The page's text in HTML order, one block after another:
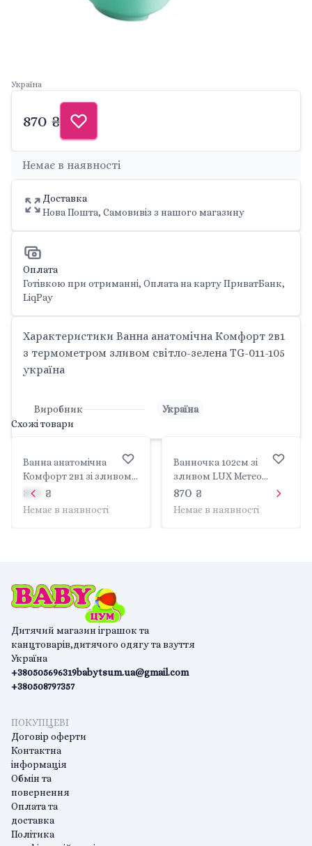
Україна
870 ₴
Немає в наявності
Доставка
Нова Пошта, Самовивіз з нашого магазину
Оплата
Готівкою при отриманні, Оплата на карту ПриватБанк,
LiqPay
Характеристики Ванна анатомічна Комфорт 2в1
з термометром зливом світло-зелена TG-011-105
україна
Виробник
Україна
Схожі товари
Ванна анатомічна
Комфорт 2в1 зі зливом
малинова TG-011-145
україна
870 ₴
Немає в наявності
Ванночка 102см зі
зливом LUX Метео
м'ятний ME-
005ODPŁYW-165 україна
870 ₴
Немає в наявності
Дитячий магазин іграшок та
канцтоварів,дитячого одягу та взуття
Україна
+380505696319
+380508797357
babytsum.ua@gmail.com
ПОКУПЦЕВІ
Договір оферти
Контактна
інформація
Обмін та
повернення
Оплата та
доставка
Політика